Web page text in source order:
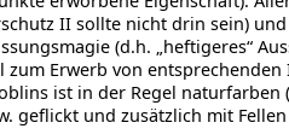
II sollte nicht drin sein)
(d.h. „heftigeres“
Erwerb von
ist in der Regel naturfarben
geflickt und zusätzlich mit